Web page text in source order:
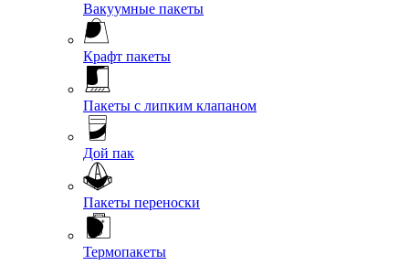
Вакуумные пакеты
Крафт пакеты
Пакеты с липким клапаном
Дой пак
Пакеты переноски
Термопакеты